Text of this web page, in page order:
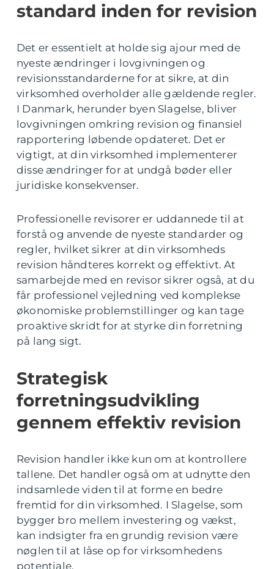
standard inden for revision
Det er essentielt at holde sig ajour med de
nyeste ændringer i lovgivningen og
revisionsstandarderne for at sikre, at din
virksomhed overholder alle gældende regler.
I Danmark, herunder byen Slagelse, bliver
lovgivningen omkring revision og finansiel
rapportering løbende opdateret. Det er
vigtigt, at din virksomhed implementerer
disse ændringer for at undgå bøder eller
juridiske konsekvenser.
Professionelle revisorer er uddannede til at
forstå og anvende de nyeste standarder og
regler, hvilket sikrer at din virksomheds
revision håndteres korrekt og effektivt. At
samarbejde med en revisor sikrer også, at du
får professionel vejledning ved komplekse
økonomiske problemstillinger og kan tage
proaktive skridt for at styrke din forretning
på lang sigt.
Strategisk
forretningsudvikling
gennem effektiv revision
Revision handler ikke kun om at kontrollere
tallene. Det handler også om at udnytte den
indsamlede viden til at forme en bedre
fremtid for din virksomhed. I Slagelse, som
bygger bro mellem investering og vækst,
kan indsigter fra en grundig revision være
nøglen til at låse op for virksomhedens
potentiale.